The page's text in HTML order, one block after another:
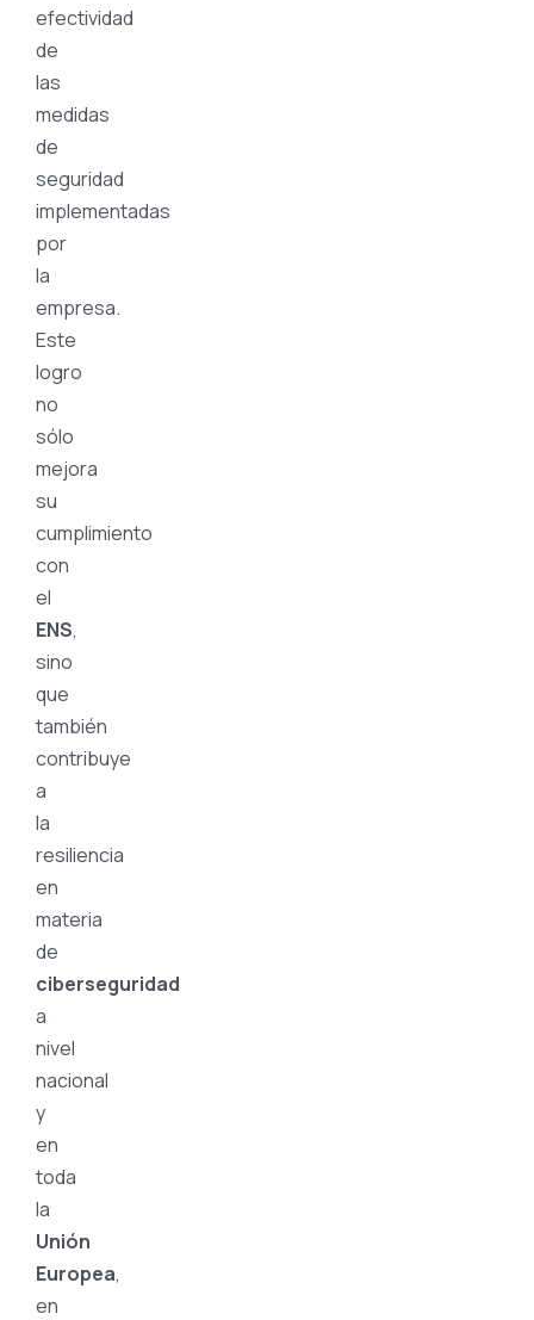
efectividad
de
las
medidas
de
seguridad
implementadas
por
la
empresa.
Este
logro
no
sólo
mejora
su
cumplimiento
con
el
ENS,
sino
que
también
contribuye
a
la
resiliencia
en
materia
de
ciberseguridad
a
nivel
nacional
y
en
toda
la
Unión
Europea,
en